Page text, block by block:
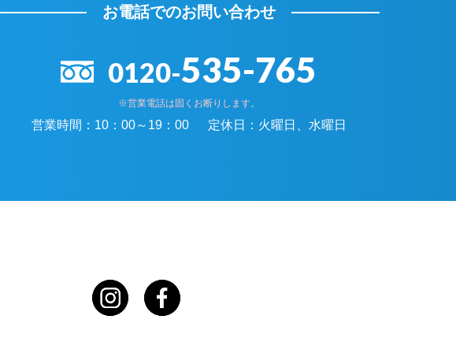
お電話でのお問い合わせ
0120-535-765
※営業電話は固くお断りします。
営業時間： 10：00～19：00 定休日： 火曜日、水曜日